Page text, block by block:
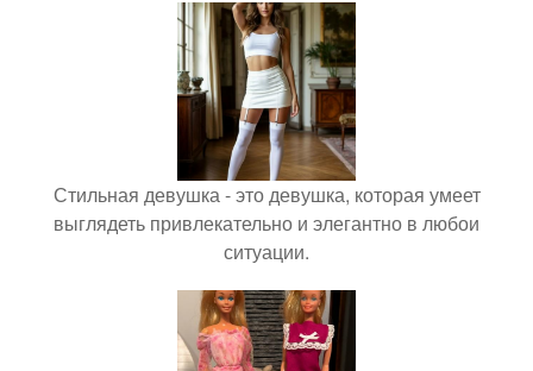
Стильная девушка - это девушка, которая умеет
выглядеть привлекательно и элегантно в любои
ситуации.